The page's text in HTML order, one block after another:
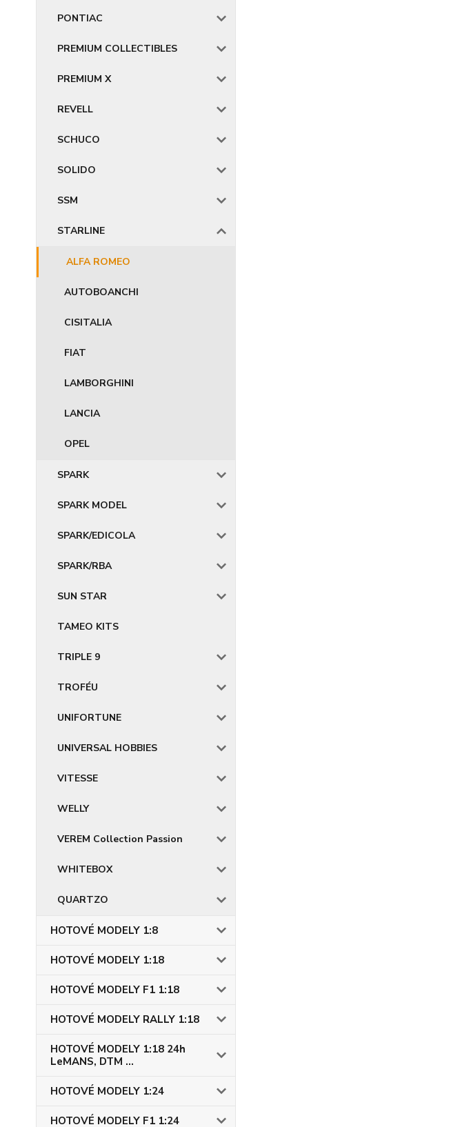
PONTIAC
PREMIUM COLLECTIBLES
PREMIUM X
REVELL
SCHUCO
SOLIDO
SSM
STARLINE
ALFA ROMEO
AUTOBOANCHI
CISITALIA
FIAT
LAMBORGHINI
LANCIA
OPEL
SPARK
SPARK MODEL
SPARK/EDICOLA
SPARK/RBA
SUN STAR
TAMEO KITS
TRIPLE 9
TROFÉU
UNIFORTUNE
UNIVERSAL HOBBIES
VITESSE
WELLY
VEREM Collection Passion
WHITEBOX
QUARTZO
HOTOVÉ MODELY 1:8
HOTOVÉ MODELY 1:18
HOTOVÉ MODELY F1 1:18
HOTOVÉ MODELY RALLY 1:18
HOTOVÉ MODELY 1:18 24h
LeMANS, DTM ...
HOTOVÉ MODELY 1:24
HOTOVÉ MODELY F1 1:24